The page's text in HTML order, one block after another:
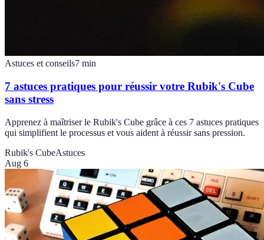
Astuces et conseils7 min
7 astuces pratiques pour réussir votre Rubik's Cube
sans stress
Apprenez à maîtriser le Rubik's Cube grâce à ces 7 astuces pratiques
qui simplifient le processus et vous aident à réussir sans pression.
Rubik's CubeAstuces
Aug 6